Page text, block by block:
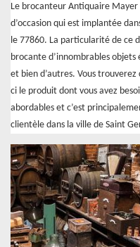
Le brocanteur Antiquaire Mayer
d’occasion qui est implantée
le 77860. La particularité de ce
brocante d’innombrables
et bien d’autres. Vous
ci le produit dont vous avez
abordables et c’est
clientèle dans la ville de Saint